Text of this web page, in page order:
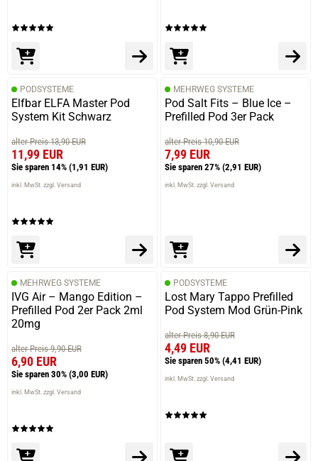
PODSYSTEME
Elfbar ELFA Master Pod
System Kit Schwarz
alter Preis 13,90 EUR
11,99 EUR
Sie sparen 14% (1,91 EUR)
inkl. MwSt. zzgl. Versand
MEHRWEG SYSTEME
Pod Salt Fits – Blue Ice –
Prefilled Pod 3er Pack
alter Preis 10,90 EUR
7,99 EUR
Sie sparen 27% (2,91 EUR)
inkl. MwSt. zzgl. Versand
MEHRWEG SYSTEME
IVG Air – Mango Edition –
Prefilled Pod 2er Pack 2ml
20mg
alter Preis 9,90 EUR
6,90 EUR
Sie sparen 30% (3,00 EUR)
inkl. MwSt. zzgl. Versand
PODSYSTEME
Lost Mary Tappo Prefilled
Pod System Mod Grün-Pink
alter Preis 8,90 EUR
4,49 EUR
Sie sparen 50% (4,41 EUR)
inkl. MwSt. zzgl. Versand